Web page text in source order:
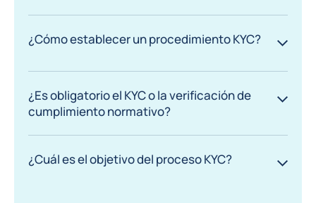
¿Cómo establecer un procedimiento KYC?
¿Es obligatorio el KYC o la verificación de
cumplimiento normativo?
¿Cuál es el objetivo del proceso KYC?